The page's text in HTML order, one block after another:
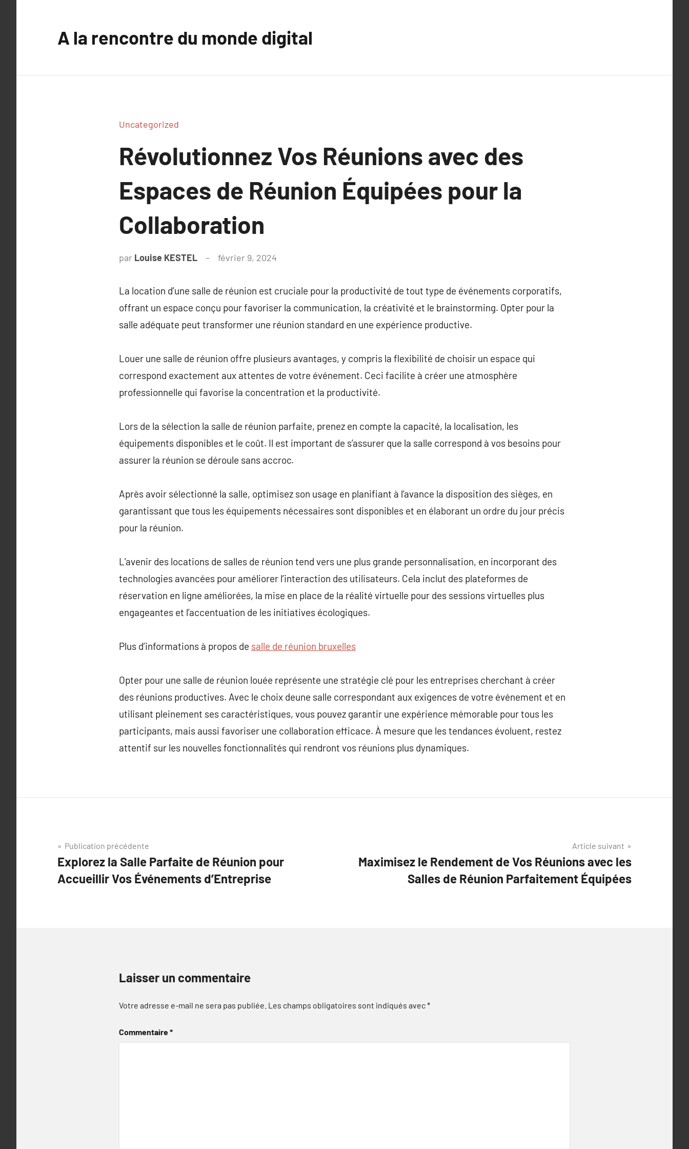
A la rencontre du monde digital
Uncategorized
Révolutionnez Vos Réunions avec des
Espaces de Réunion Équipées pour la
Collaboration
par Louise KESTEL février 9, 2024
La location d’une salle de réunion est cruciale pour la productivité de tout type de événements corporatifs,
offrant un espace conçu pour favoriser la communication, la créativité et le brainstorming. Opter pour la
salle adéquate peut transformer une réunion standard en une expérience productive.
Louer une salle de réunion offre plusieurs avantages, y compris la flexibilité de choisir un espace qui
correspond exactement aux attentes de votre événement. Ceci facilite à créer une atmosphère
professionnelle qui favorise la concentration et la productivité.
Lors de la sélection la salle de réunion parfaite, prenez en compte la capacité, la localisation, les
équipements disponibles et le coût. Il est important de s’assurer que la salle correspond à vos besoins pour
assurer la réunion se déroule sans accroc.
Après avoir sélectionné la salle, optimisez son usage en planifiant à l’avance la disposition des sièges, en
garantissant que tous les équipements nécessaires sont disponibles et en élaborant un ordre du jour précis
pour la réunion.
L’avenir des locations de salles de réunion tend vers une plus grande personnalisation, en incorporant des
technologies avancées pour améliorer l’interaction des utilisateurs. Cela inclut des plateformes de
réservation en ligne améliorées, la mise en place de la réalité virtuelle pour des sessions virtuelles plus
engageantes et l’accentuation de les initiatives écologiques.
Plus d’informations à propos de salle de réunion bruxelles
Opter pour une salle de réunion louée représente une stratégie clé pour les entreprises cherchant à créer
des réunions productives. Avec le choix deune salle correspondant aux exigences de votre événement et en
utilisant pleinement ses caractéristiques, vous pouvez garantir une expérience mémorable pour tous les
participants, mais aussi favoriser une collaboration efficace. À mesure que les tendances évoluent, restez
attentif sur les nouvelles fonctionnalités qui rendront vos réunions plus dynamiques.
Navigation
de
l’article
Publication précédente
Explorez la Salle Parfaite de Réunion pour
Accueillir Vos Événements d’Entreprise
Article suivant
Maximisez le Rendement de Vos Réunions avec les
Salles de Réunion Parfaitement Équipées
Laisser un commentaire
Votre adresse e-mail ne sera pas publiée. Les champs obligatoires sont indiqués avec*
Commentaire*